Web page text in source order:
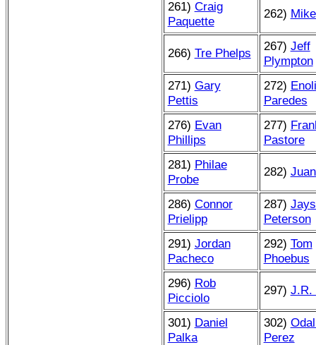
261) Craig
Paquette
262)
266) Tre Phelps 267) Jeff
Plympton
271) Gary
Pettis
272) Enoli
Paredes
276) Evan
Phillips
277)
Pastore
281) Philae
Probe
282)
286) Connor
Prielipp
287)
Peterson
291) Jordan
Pacheco
292) Tom
Phoebus
296) Rob
Picciolo
297) J.R.
301) Daniel
Palka
302)
Perez